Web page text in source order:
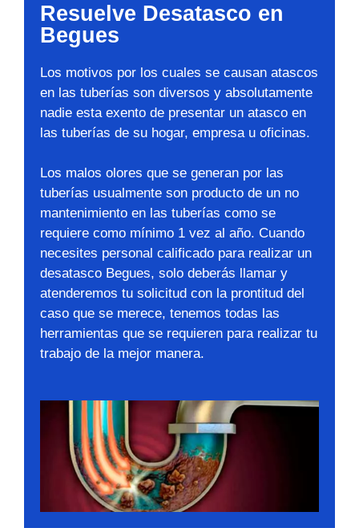
Resuelve Desatasco en
Begues
Los motivos por los cuales se causan atascos
en las tuberías son diversos y absolutamente
nadie esta exento de presentar un atasco en
las tuberías de su hogar, empresa u oficinas.
Los malos olores que se generan por las
tuberías usualmente son producto de un no
mantenimiento en las tuberías como se
requiere como mínimo 1 vez al año. Cuando
necesites personal calificado para realizar un
desatasco Begues, solo deberás llamar y
atenderemos tu solicitud con la prontitud del
caso que se merece, tenemos todas las
herramientas que se requieren para realizar tu
trabajo de la mejor manera.